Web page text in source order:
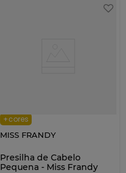
+cores
MISS FRANDY
Presilha de Cabelo
Pequena - Miss Frandy